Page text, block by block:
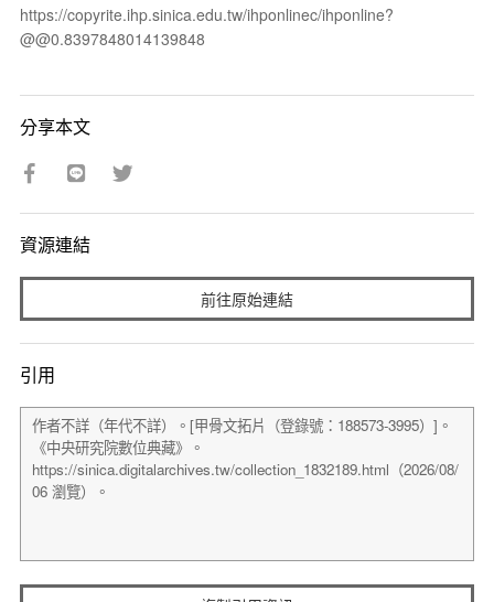
https://copyrite.ihp.sinica.edu.tw/ihponlinec/ihponline?
@@0.8397848014139848
分享本文
資源連結
前往原始連結
引用